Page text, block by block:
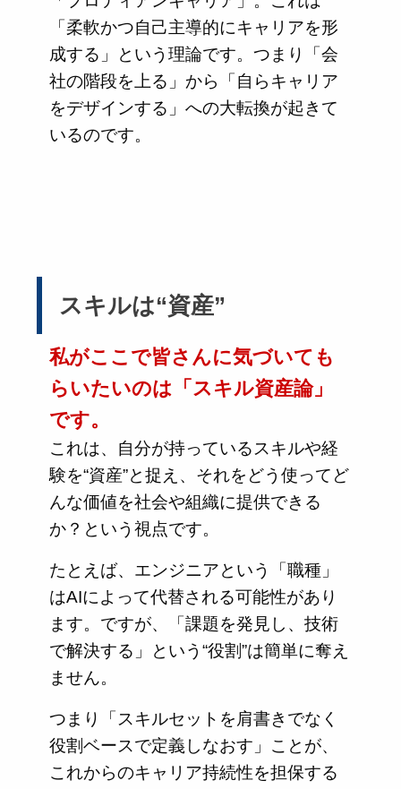
「柔軟かつ自己主導的にキャリアを形
成する」という理論です。つまり「会
社の階段を上る」から「自らキャリア
をデザインする」への大転換が起きて
いるのです。
スキルは“資産”
私がここで皆さんに気づいても
らいたいのは「スキル資産論」
です。
これは、自分が持っているスキルや経
験を“資産”と捉え、それをどう使ってど
んな価値を社会や組織に提供できる
か？という視点です。
たとえば、エンジニアという「職種」
はAIによって代替される可能性があり
ます。ですが、「課題を発見し、技術
で解決する」という“役割”は簡単に奪え
ません。
つまり「スキルセットを肩書きでなく
役割ベースで定義しなおす」ことが、
これからのキャリア持続性を担保する